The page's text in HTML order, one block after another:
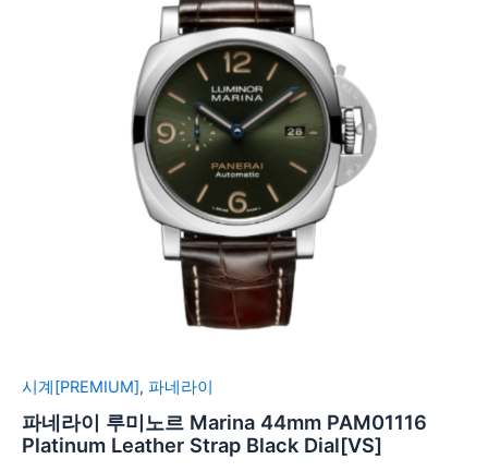
시계[PREMIUM], 파네라이
파네라이 루미노르 Marina 44mm PAM01116
Platinum Leather Strap Black Dial[VS]